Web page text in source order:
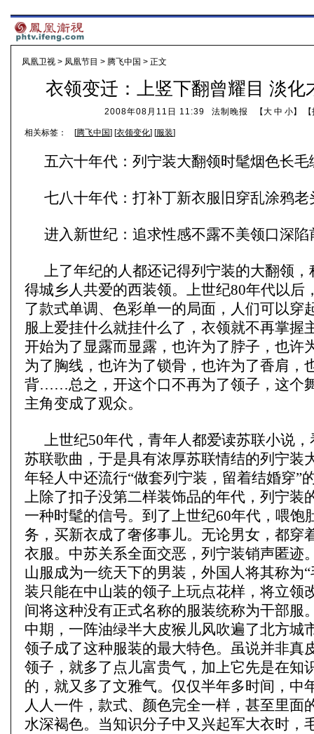
凤凰卫视 > 凤凰节目 > 腾飞中国 > 正文
衣领变迁：上竖下翻曾耀目 淡化
2008年08月11日 11:39 法制晚报 【大 中 小】 【
相关标签： [腾飞中国] [衣领变化] [服装]
五六十年代：列宁装大翻领时髦烟色长毛
七八十年代：打补丁新衣服旧穿乱涂鸦老
进入新世纪：追求性感不露不美领口深陷
上了年纪的人都还记得列宁装的大翻领
得城乡人共爱的西装领。上世纪80年代以后
了款式单调、色彩单一的局面，人们可以穿
服上爱挂什么就挂什么了，衣领就不再掌握
开始为了显露而显露，也许为了脖子，也许
为了胸线，也许为了锁骨，也许为了香肩，
背……总之，开这个口不再为了领子，这个
主角变成了观众。
上世纪50年代，青年人都爱读苏联小说
苏联歌曲，于是具有浓厚苏联情结的列宁装
年轻人中还流行“做套列宁装，留着结婚穿”
上除了扣子没第二样装饰品的年代，列宁装
一种时髦的信号。到了上世纪60年代，喂饱
务，买新衣成了奢侈事儿。无论男女，都穿
衣服。中苏关系全面交恶，列宁装销声匿迹
山服成为一统天下的男装，外国人将其称为
装只能在中山装的领子上玩点花样，将立领
间将这种没有正式名称的服装统称为干部服
中期，一阵油绿半大皮猴儿风吹遍了北方城
领子成了这种服装的最大特色。虽说并非真
领子，就多了点儿富贵气，加上它先是在知
的，就又多了文雅气。仅仅半年多时间，中
人人一件，款式、颜色完全一样，甚至里面
水深褐色。当知识分子中又兴起军大衣时，